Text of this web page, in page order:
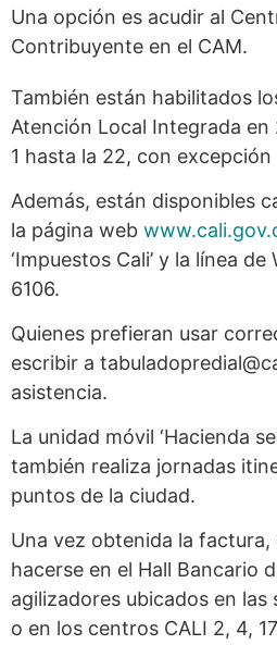
Una opción es acudir al
Contribuyente en el CAM.
También están habilitados
Atención Local Integrada en
1 hasta la 22, con excepción
Además, están disponibles
la página web
‘Impuestos Cali’ y la línea
6106.
Quienes prefieran usar
escribir a
asistencia.
La unidad móvil ‘Hacienda
también realiza jornadas
puntos de la ciudad.
Una vez obtenida la factura,
hacerse en el Hall Bancario
agilizadores ubicados en las
o en los centros CALI 2, 4,